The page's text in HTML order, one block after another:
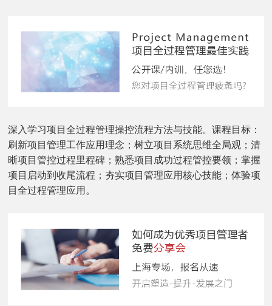
深入学习项目全过程管理操控流程方法与技能。课程目标：
刷新项目管理工作应用理念；树立项目系统思维全局观；清
晰项目管控过程里程碑；熟悉项目成功过程管控要领；掌握
项目启动到收尾流程；夯实项目管理应用核心技能；体验项
目全过程管理应用。